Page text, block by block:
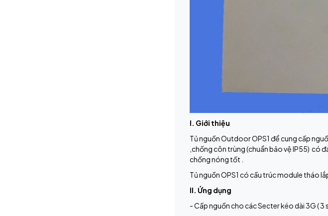
I. Giới thiệu
Tủ nguồn Outdoor OPS1 để cung cấp
,chống côn trùng (chuẩn bảo vệ IP55) có
chống nóng tốt .
Tủ nguồn OPS1 có cấu trúc module tháo
II. Ứng dụng
- Cấp nguồn cho các Secter kéo dài 3G (